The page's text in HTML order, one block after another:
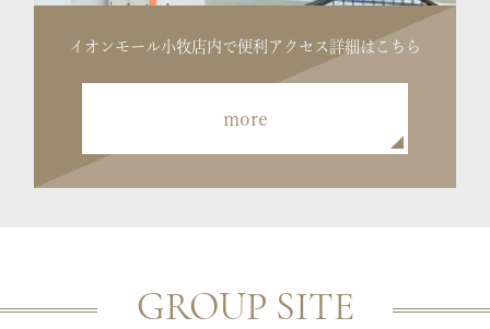
イオンモール小牧店内で便利 アクセス詳細はこちら
more
GROUP SITE